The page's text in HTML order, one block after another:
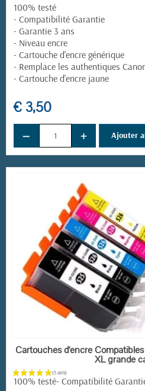
100% testé
- Compatibilité Garantie
- Garantie 3 ans
- Niveau encre
- Cartouche d'encre générique
- Remplace les authentiques
- Cartouche d'encre jaune
€ 3,50
− + Ajouter
EN
Cartouches d'encre
XL grande
100% testé- Compatibilité